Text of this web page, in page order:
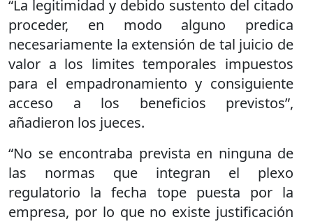
“La legitimidad y debido sustento del citado
proceder, en modo alguno predica
necesariamente la extensión de tal juicio de
valor a los limites temporales impuestos
para el empadronamiento y consiguiente
acceso a los beneficios previstos”,
añadieron los jueces.
“No se encontraba prevista en ninguna de
las normas que integran el plexo
regulatorio la fecha tope puesta por la
empresa, por lo que no existe justificación